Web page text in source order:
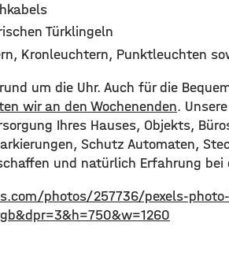
Türklingeln
Kronleuchtern, Punktleuchten
um die Uhr. Auch für die
wir an den Wochenenden.
Ihres Hauses, Objekts,
Schutz Automaten,
und natürlich Erfahrung
photos/257736/pexels-